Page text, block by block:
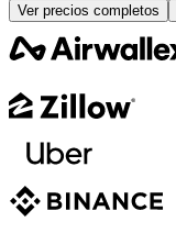
Ver precios completos